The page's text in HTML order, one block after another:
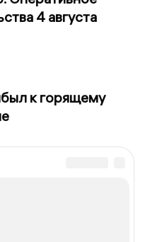
4 августа
к горящему